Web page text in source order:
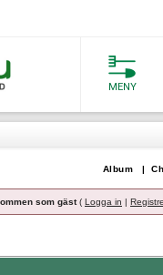
MENY
Album |
som gäst( Logga in |